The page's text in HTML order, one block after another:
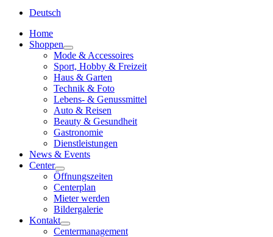
Deutsch
Home
Shoppen
Mode & Accessoires
Sport, Hobby & Freizeit
Haus & Garten
Technik & Foto
Lebens- & Genussmittel
Auto & Reisen
Beauty & Gesundheit
Gastronomie
Dienstleistungen
News & Events
Center
Öffnungszeiten
Centerplan
Mieter werden
Bildergalerie
Kontakt
Centermanagement